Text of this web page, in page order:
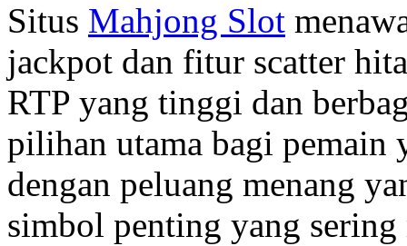
Situs Mahjong Slot
jackpot dan fitur scatter
RTP yang tinggi dan
pilihan utama bagi
dengan peluang menang
simbol penting yang sering